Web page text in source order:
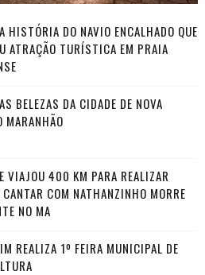
HISTÓRIA DO NAVIO ENCALHADO QUE
ATRAÇÃO TURÍSTICA EM PRAIA
BELEZAS DA CIDADE DE NOVA
MARANHÃO
VIAJOU 400 KM PARA REALIZAR
CANTAR COM NATHANZINHO MORRE
NO MA
REALIZA 1º FEIRA MUNICIPAL DE